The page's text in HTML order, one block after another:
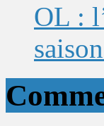
OL :